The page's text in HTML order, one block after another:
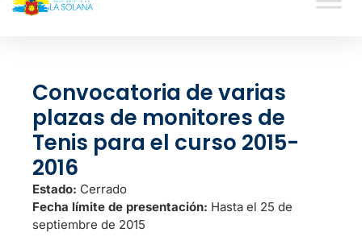
Convocatoria de varias
plazas de monitores de
Tenis para el curso 2015-
2016
Estado: Cerrado
Fecha límite de presentación: Hasta el 25 de
septiembre de 2015